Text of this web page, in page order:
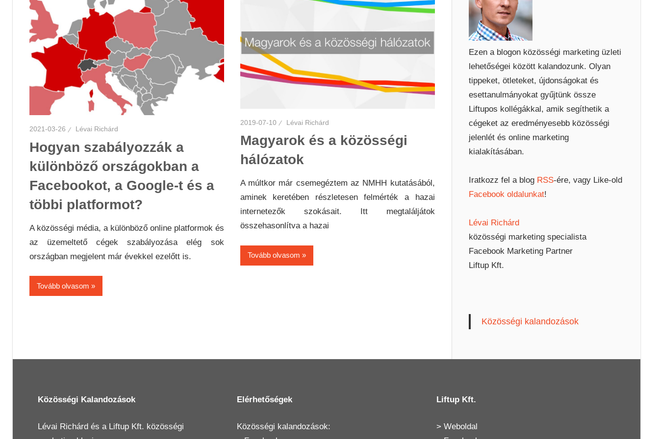
2021-03-26 Lévai Richárd
Hogyan szabályozzák a
különböző országokban a
Facebookot, a Google-t és a
többi platformot?
A közösségi média, a különböző online platformok és
az üzemeltető cégek szabályozása elég sok
országban megjelent már évekkel ezelőtt is.
Tovább olvasom
2019-07-10 Lévai Richárd
Magyarok és a közösségi
hálózatok
A múltkor már csemegéztem az NMHH kutatásából,
aminek keretében részletesen felmérték a hazai
internetezők szokásait. Itt megtaláljátok
összehasonlítva a hazai
Tovább olvasom
Ezen a blogon közösségi marketing üzleti
lehetőségei között kalandozunk. Olyan
tippeket, ötleteket, újdonságokat és
esettanulmányokat gyűjtünk össze
Liftupos kollégákkal, amik segíthetik a
cégeket az eredményesebb közösségi
jelenlét és online marketing
kialakításában.
Iratkozz fel a blog RSS-ére, vagy Like-old
Facebook oldalunkat!
Lévai Richárd
közösségi marketing specialista
Facebook Marketing Partner
Liftup Kft.
Közösségi kalandozások
Közösségi Kalandozások
Lévai Richárdés a Liftup Kft. közösségi
Elérhetőségek
Közösségi kalandozások:
Liftup Kft.
>Weboldal